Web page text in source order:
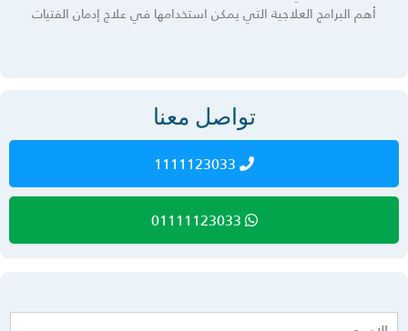
أهم البرامج العلاجية التي يمكن استخدامها في علاج إدمان الفتيات
تواصل معنا
1111123033
01111123033